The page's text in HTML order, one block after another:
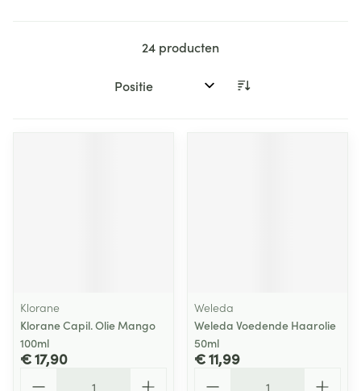
24 producten
Sorteer op:
Klorane
Klorane Capil. Olie Mango
100ml
€ 17,90
Weleda
Weleda Voedende Haarolie
50ml
€ 11,99